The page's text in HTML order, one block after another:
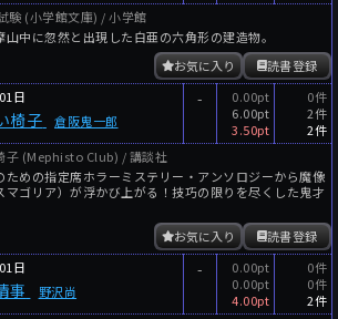
験 (小学館文庫) / 小学館
山中に忽然と出現した白亜の六角形の建造物。
読書登録
お気に入り
日
椅子 倉阪鬼一郎
-
0.00pt
6.00pt
3.50pt
0件
2件
2件
子 (Mephisto Club) / 講談社
ための指定席ホラーミステリー・アンソロジーから魔像
マゴリア）が浮かび上がる！技巧の限りを尽くした鬼才
読書登録
お気に入り
日
事 野沢尚
-
0.00pt
0.00pt
4.00pt
0件
0件
2件